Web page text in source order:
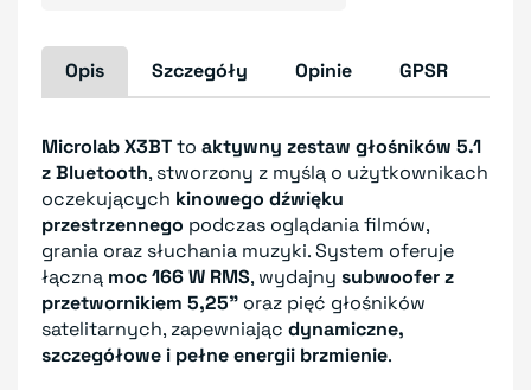
Opis Szczegóły Opinie GPSR
Microlab X3BTto aktywny zestaw głośników 5.1
z Bluetooth, stworzony z myślą o użytkownikach
oczekujących kinowego dźwięku
przestrzennego podczas oglądania filmów,
grania oraz słuchania muzyki. System oferuje
łączną moc 166 W RMS, wydajny subwoofer z
przetwornikiem 5,25" oraz pięć głośników
satelitarnych, zapewniając dynamiczne,
szczegółowe i pełne energii brzmienie.